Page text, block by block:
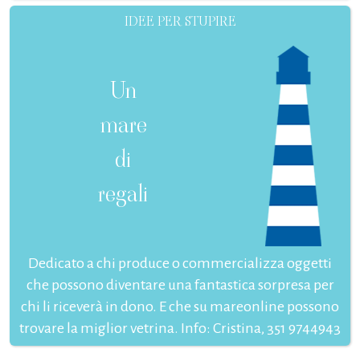
IDEE PER STUPIRE
Un
mare
di
regali
Dedicato a chi produce o commercializza oggetti
che possono diventare una fantastica sorpresa per
chi li riceverà in dono. E che su mareonline possono
trovare la miglior vetrina. Info: Cristina, 351 9744943